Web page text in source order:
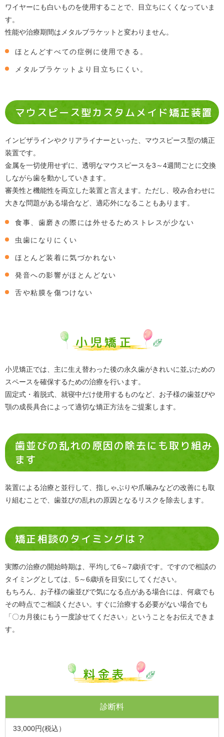
ワイヤーにも白いものを使用することで、目立ちにくくなっていま
す。
性能や治療期間はメタルブラケットと変わりません。
ほとんどすべての症例に使用できる。
メタルブラケットより目立ちにくい。
マウスピース型カスタムメイド矯正装置
インビザラインやクリアライナーといった、マウスピース型の矯正
装置です。
金属を一切使用せずに、透明なマウスピースを3～4週間ごとに交換
しながら歯を動かしていきます。
審美性と機能性を両立した装置と言えます。ただし、咬み合わせに
大きな問題がある場合など、適応外になることもあります。
食事、歯磨きの際には外せるためストレスが少ない
虫歯になりにくい
ほとんど装着に気づかれない
発音への影響がほとんどない
舌や粘膜を傷つけない
小児矯正
小児矯正では、主に生え替わった後の永久歯がきれいに並ぶための
スペースを確保するための治療を行います。
固定式・着脱式、就寝中だけ使用するものなど、お子様の歯並びや
顎の成長具合によって適切な矯正方法をご提案します。
歯並びの乱れの原因の除去にも取り組み
ます
装置による治療と並行して、指しゃぶりや爪噛みなどの改善にも取
り組むことで、歯並びの乱れの原因となるリスクを除去します。
矯正相談のタイミングは？
実際の治療の開始時期は、平均して6～7歳頃です。ですので相談の
タイミングとしては、5～6歳頃を目安にしてください。
もちろん、お子様の歯並びで気になる点がある場合には、何歳でも
その時点でご相談ください。すぐに治療する必要がない場合でも
「〇カ月後にもう一度診せてください」ということをお伝えできま
す。
料金表
診断料
33,000円(税込）